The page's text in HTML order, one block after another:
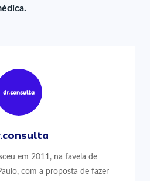
em 2011, na favela de
com a proposta de fazer